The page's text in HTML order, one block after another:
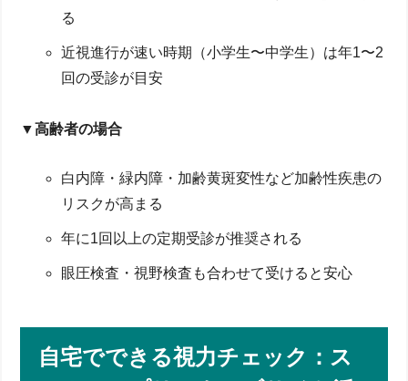
る
近視進行が速い時期（小学生〜中学生）は年1〜2
回の受診が目安
▼高齢者の場合
白内障・緑内障・加齢黄斑変性など加齢性疾患の
リスクが高まる
年に1回以上の定期受診が推奨される
眼圧検査・視野検査も合わせて受けると安心
自宅でできる視力チェック：ス